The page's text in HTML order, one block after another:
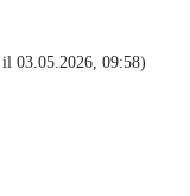
03.05.2026, 09:58)